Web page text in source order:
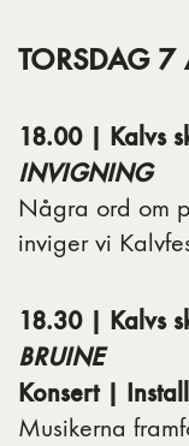
TORSDAG 7
18.00 | Kalvs
INVIGNING
Några ord om
inviger vi
18.30 | Kalvs
BRUINE
Konsert |
Musikerna